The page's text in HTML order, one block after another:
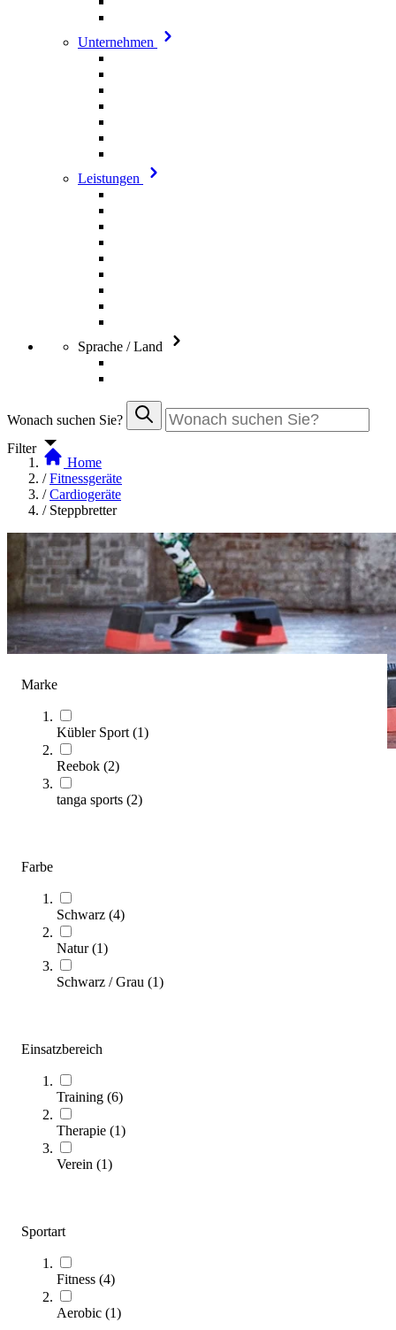
Unternehmen
Leistungen
Sprache / Land
Wonach suchen Sie?
Filter
Marke
Kübler Sport (1)
Reebok (2)
tanga sports (2)
Farbe
Schwarz (4)
Natur(1)
Schwarz / Grau (1)
Einsatzbereich
Training (6)
Therapie (1)
Verein (1)
Sportart
Fitness (4)
Aerobic (1)
Home
/ Fitnessgeräte
/ Cardiogeräte
/ Steppbretter
Steppbretter
Entfachen Sie Ihre Aerobic-Routine neu: Unser Kaufratgeber
Cardio-Training vielseitiger und effektiver gestalten.
Zum Ratgeber
Kategorien & Filter
Sortieren nach
114,95 €
Zum Produkt
Sofort lieferbar